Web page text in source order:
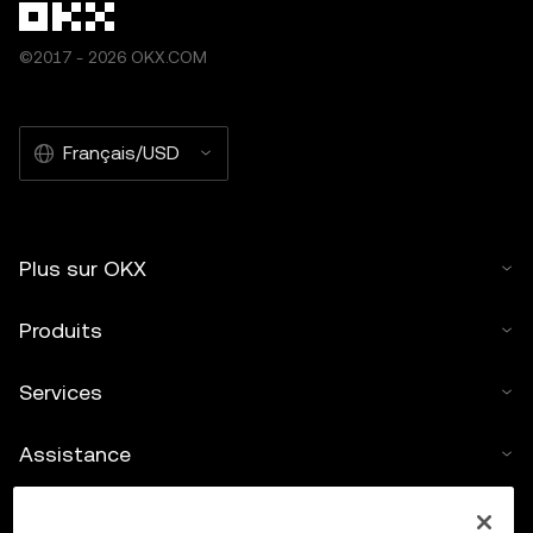
©2017 - 2026 OKX.COM
Français/USD
Plus sur OKX
Produits
Services
Assistance